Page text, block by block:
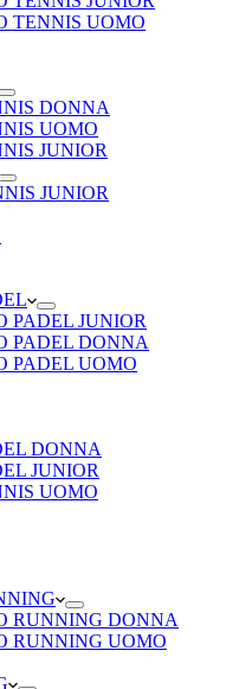
TENNIS UOMO
DONNA
UOMO
JUNIOR
JUNIOR
PADEL JUNIOR
PADEL DONNA
PADEL UOMO
DONNA
JUNIOR
UOMO
RUNNING DONNA
RUNNING UOMO